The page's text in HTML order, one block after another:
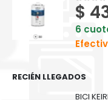
0out
$
6
RECIÉN LLEGADOS
BICI